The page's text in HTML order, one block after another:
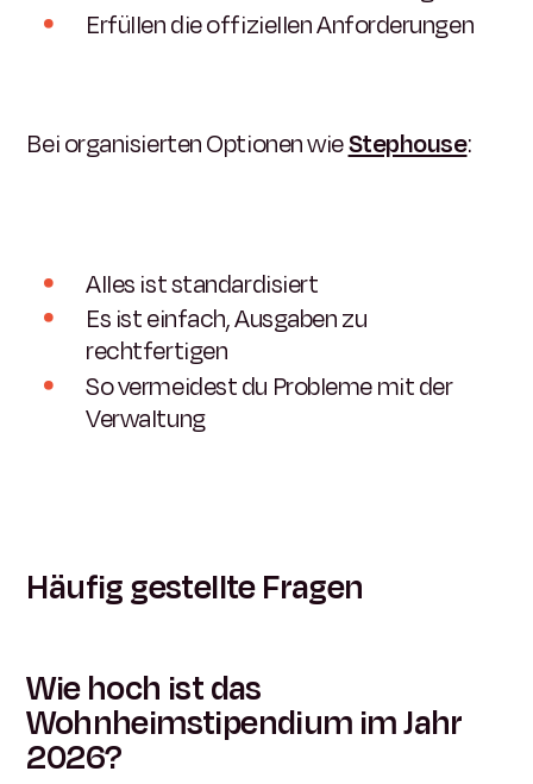
Erfüllen die offiziellen Anforderungen
Bei organisierten Optionen wieStephouse:
Alles ist standardisiert
Es ist einfach, Ausgaben zu
rechtfertigen
So vermeidest du Probleme mit der
Verwaltung
Häufig gestellte Fragen
Wie hoch ist das
Wohnheimstipendium im Jahr
2026?